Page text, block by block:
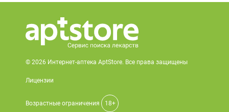
© 2026 Интернет-аптека AptStore. Все права защищены
Лицензии
Возрастные ограничения 18+